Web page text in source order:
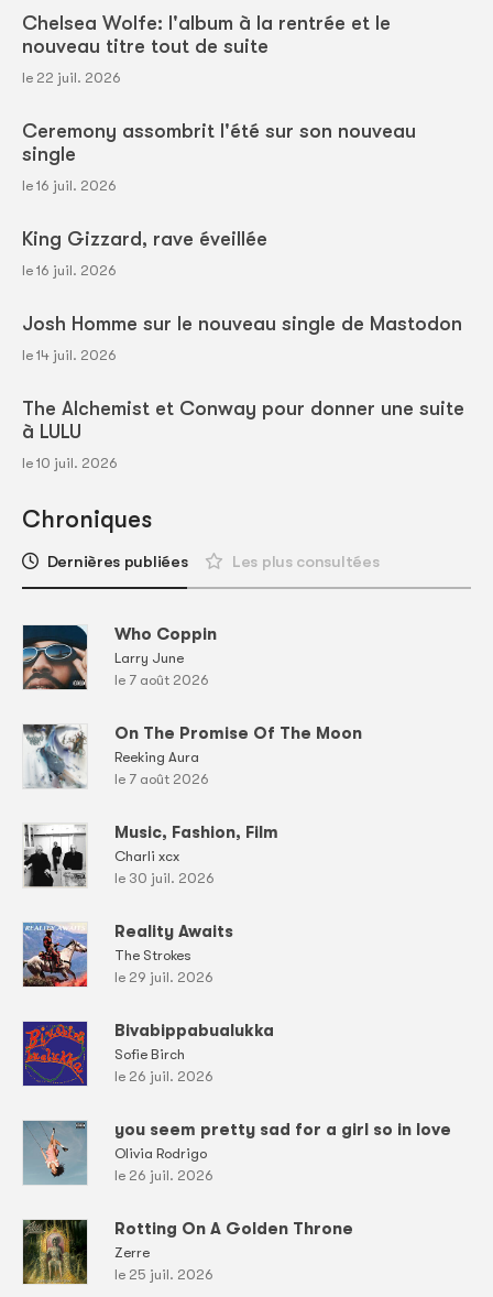
Chelsea Wolfe: l'album à la rentrée et le
nouveau titre tout de suite
le 22 juil. 2026
Ceremony assombrit l'été sur son nouveau
single
le 16 juil. 2026
King Gizzard, rave éveillée
le 16 juil. 2026
Josh Homme sur le nouveau single de Mastodon
le 14 juil. 2026
The Alchemist et Conway pour donner une suite
à LULU
le 10 juil. 2026
Chroniques
Dernières publiées Les plus consultées
Who Coppin
Larry June
le 7 août 2026
On The Promise Of The Moon
Reeking Aura
le 7 août 2026
Music, Fashion, Film
Charli xcx
le 30 juil. 2026
Reality Awaits
The Strokes
le 29 juil. 2026
Bivabippabualukka
Sofie Birch
le 26 juil. 2026
you seem pretty sad for a girl so in love
Olivia Rodrigo
le 26 juil. 2026
Rotting On A Golden Throne
Zerre
le 25 juil. 2026